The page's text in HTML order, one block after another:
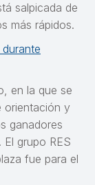
salpicada de
más rápidos.
en la que se
orientación y
ganadores
grupo RES
fue para el